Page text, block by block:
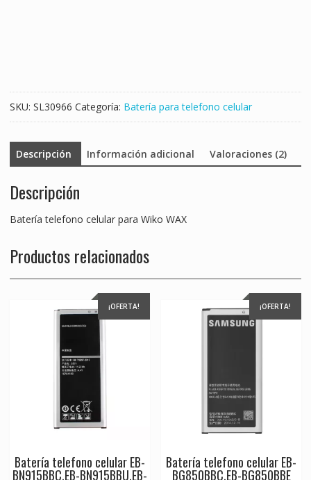
SKU: SL30966 Categoría: Batería para telefono celular
Descripción Información adicional Valoraciones (2)
Descripción
Batería telefono celular para Wiko WAX
Productos relacionados
¡OFERTA!
Batería telefono celular EB-
BN915BBC,EB-BN915BBU,EB-
¡OFERTA!
Batería telefono celular EB-
BG850BBC,EB-BG850BBE